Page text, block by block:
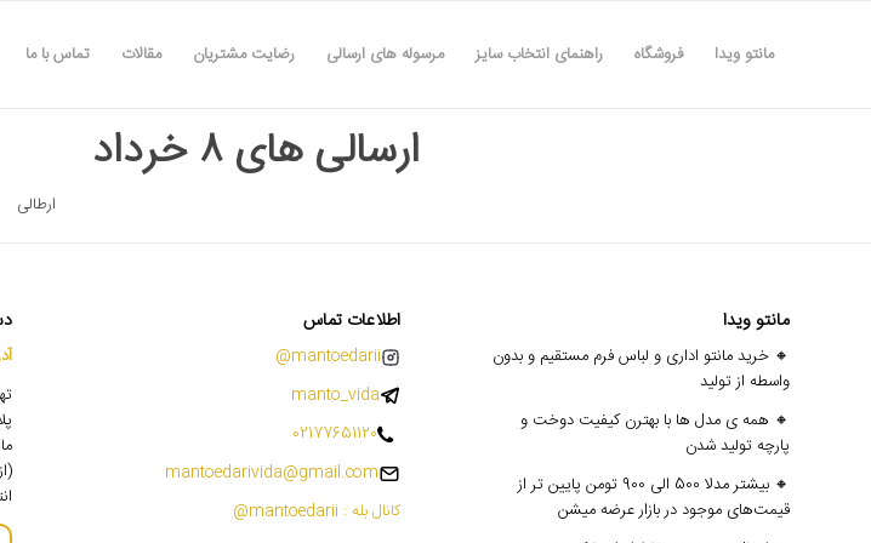
مانتو ویدا فروشگاه راهنمای انتخاب سایز مرسوله های ارسالی رضایت مشتریان مقالات تماس با ما
ارسالی های ۸ خرداد
ارطالی
مانتو ویدا
🔸 خرید مانتو اداری و لباس فرم مستقیم و بدون
واسطه از تولید
🔸 همه ی مدل ها با بهترن کیفیت دوخت و
پارچه تولید شدن
🔸 بیشتر مدلا 500 الی 900 تومن پایین تر از
قیمت‌های موجود در بازار عرضه میشن
اطلاعات تماس
mantoedarii@
manto_vida
02177651120
mantoedarivida@gmail.com
کانال بله : mantoedarii@